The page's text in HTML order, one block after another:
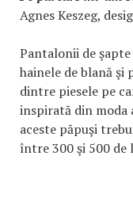
Agnes Keszeg,
Pantalonii de
hainele de blană
dintre piesele pe
inspirată din moda
aceste păpuşi
între 300 şi 500 de